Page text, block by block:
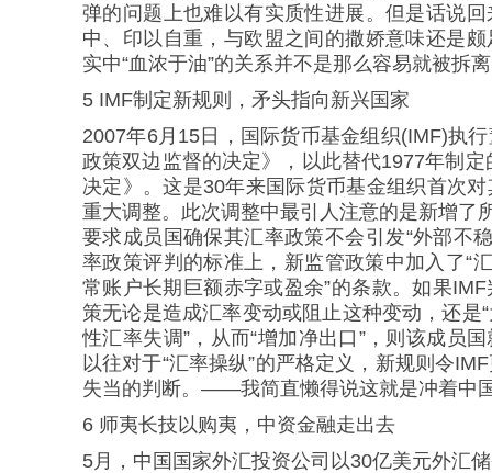
弹的问题上也难以有实质性进展。但是话说
中、印以自重，与欧盟之间的撒娇意味还是
实中“血浓于油”的关系并不是那么容易就被拆
5 IMF制定新规则，矛头指向新兴国家
2007年6月15日，国际货币基金组织(IMF)执
政策双边监督的决定》，以此替代1977年制
决定》。这是30年来国际货币基金组织首次
重大调整。此次调整中最引人注意的是新增了
要求成员国确保其汇率政策不会引发“外部不
率政策评判的标准上，新监管政策中加入了“
常账户长期巨额赤字或盈余”的条款。如果
策无论是造成汇率变动或阻止这种变动，还是
性汇率失调”，从而“增加净出口”，则该成员
以往对于“汇率操纵”的严格定义，新规则令
失当的判断。——我简直懒得说这就是冲着中
6 师夷长技以购夷，中资金融走出去
5月，中国国家外汇投资公司以30亿美元外汇